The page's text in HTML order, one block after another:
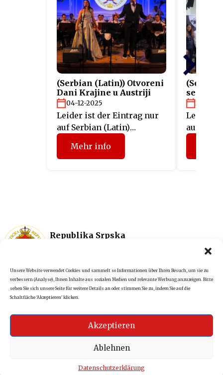
Unsere Website verwendet Cookies und sammelt so Informationen über Ihren Besuch, um sie zu
verbessern (Analyse), Ihnen Inhalte aus sozialen Medien und relevante Werbung anzuzeigen. Bitte
sehen Sie sich unsere Seite für weitere Details an oder stimmen Sie zu, indem Sie auf die
Schaltfläche 'Akzeptieren' klicken.
Akzeptieren
Ablehnen
Datenschutzerklärung
(Serbian (Latin)) Otvoreni
Dani Krajine u Austriji
04-12-2025
Leider ist der Eintrag nur
auf Serbian (Latin)
verfügbar.
Mehr info
projekta
26-11-
Leider
auf
Republika Srpska
Kdm.consulting.